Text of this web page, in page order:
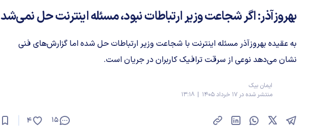
بهروزآذر: اگر شجاعت وزیر ارتباطات نبود، مسئله اینترنت حل نمی‌شد
به عقیده بهروزآذر مسئله اینترنت با شجاعت وزیر ارتباطات حل شده اما گزارش‌های فنی
نشان می‌دهد نوعی از سرقت ترافیک کاربران در جریان است.
ایمان بیک
منتشر شده در 17 خرداد 1405 | 13:18
15
4